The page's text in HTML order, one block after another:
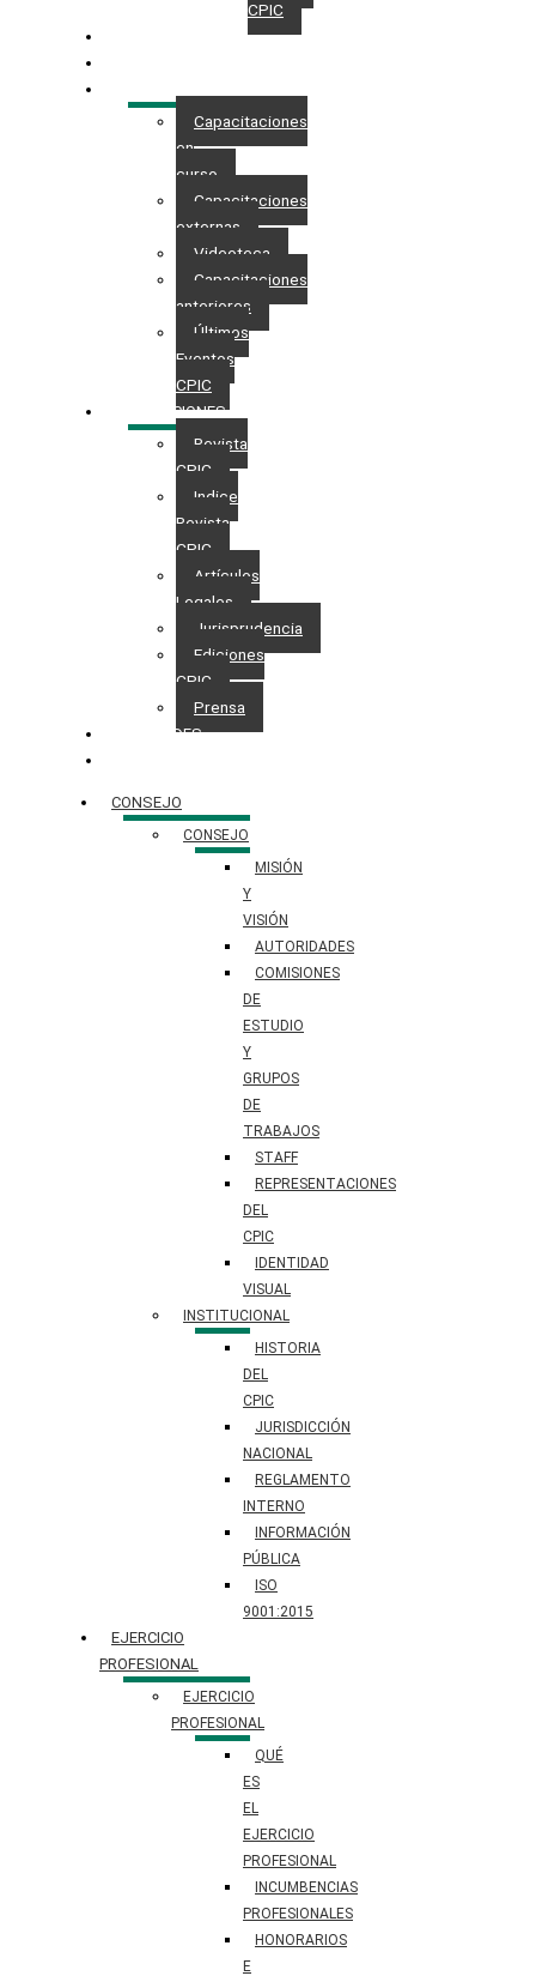
CPIC
Capacitaciones
en
curso
Capacitaciones
externas
Videoteca
Capacitaciones
anteriores
Últimos
Eventos
CPIC
PUBLICACIONES
Revista
CPIC
Indice
Revista
CPIC
Artículos
Legales
Jurisprudencia
Ediciones
CPIC
Prensa
NOVEDADES
CONSEJO
CONSEJO
MISIÓN
Y
VISIÓN
AUTORIDADES
COMISIONES
DE
ESTUDIO
Y
GRUPOS
DE
TRABAJOS
STAFF
REPRESENTACIONES
DEL
CPIC
IDENTIDAD
VISUAL
INSTITUCIONAL
HISTORIA
DEL
CPIC
JURISDICCIÓN
NACIONAL
REGLAMENTO
INTERNO
INFORMACIÓN
PÚBLICA
ISO
9001:2015
EJERCICIO
PROFESIONAL
EJERCICIO
PROFESIONAL
QUÉ
ES
EL
EJERCICIO
PROFESIONAL
INCUMBENCIAS
PROFESIONALES
HONORARIOS
E